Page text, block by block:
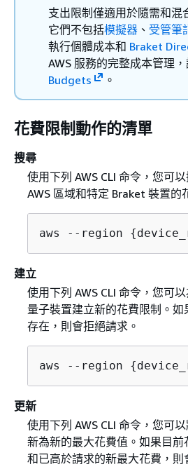
支出限制僅適用於隨需和混
它們不包括模擬器 、 受管筆
執行個體成本和 Braket
AWS 服務的完整成本管理
Budgets
。
花費限制動作的清單
搜尋
使用下列 AWS CLI 命令，您可
AWS 區域和特定 Braket 裝置的
aws --region {
建立
使用下列 AWS CLI 命令，您可
量子裝置建立新的花費限制。
存在，則會拒絕請求。
aws --region {
更新
使用下列 AWS CLI 命令，您可
新為新的最大花費值。如果目前
和已高於請求的新最大花費，則